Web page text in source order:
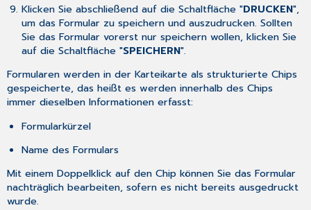
Klicken Sie abschließend auf die Schaltfläche "DRUCKEN",
um das Formular zu speichern und auszudrucken. Sollten
Sie das Formular vorerst nur speichern wollen, klicken Sie
auf die Schaltfläche "SPEICHERN".
Formularen werden in der Karteikarte als strukturierte Chips
gespeicherte, das heißt es werden innerhalb des Chips
immer dieselben Informationen erfasst:
Formularkürzel
Name des Formulars
Mit einem Doppelklick auf den Chip können Sie das Formular
nachträglich bearbeiten, sofern es nicht bereits ausgedruckt
wurde.